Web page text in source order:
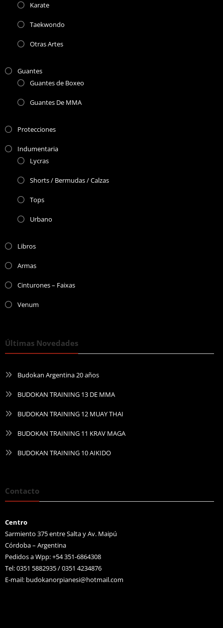
Karate
Taekwondo
Otras Artes
Guantes
Guantes de Boxeo
Guantes De MMA
Protecciones
Indumentaria
Lycras
Shorts / Bermudas / Calzas
Tops
Urbano
Libros
Armas
Cinturones – Faixas
Venum
Últimas Novedades
Budokan Argentina 20 años
BUDOKAN TRAINING 13 DE MMA
BUDOKAN TRAINING 12 MUAY THAI
BUDOKAN TRAINING 11 KRAV MAGA
BUDOKAN TRAINING 10 AIKIDO
Contacto
Centro
Sarmiento 375 entre Salta y Av. Maipú
Córdoba – Argentina
Pedidos a Wpp: +54 351-6864308
Tel: 0351 5882935 / 0351 4234876
E-mail: budokanorpianesi@hotmail.com